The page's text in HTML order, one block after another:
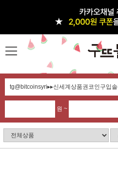
원 ~